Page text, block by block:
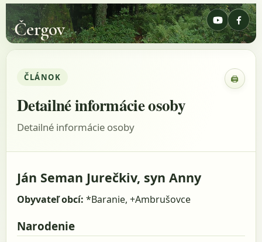
Čergov
ČLÁNOK 🖨
Detailné informácie osoby
Detailné informácie osoby
Ján Seman Jurečkiv, syn Anny
Obyvateľ obcí: *Baranie, +Ambrušovce
Narodenie